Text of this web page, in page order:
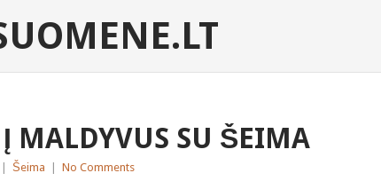
MALDYVUS SU ŠEIMA
Šeima No Comments